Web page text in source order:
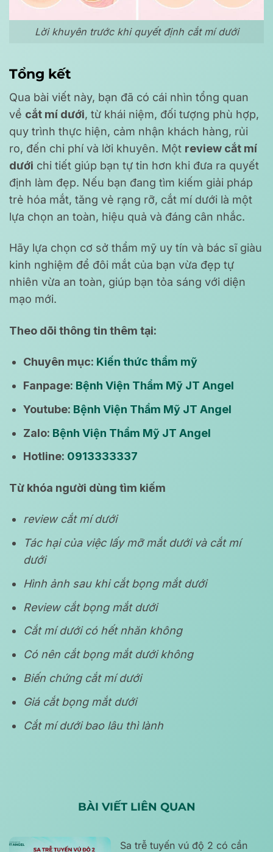
Lời khuyên trước khi quyết định cắt mí dưới
Tổng kết
Qua bài viết này, bạn đã có cái nhìn tổng quan
về cắt mí dưới, từ khái niệm, đối tượng phù hợp,
quy trình thực hiện, cảm nhận khách hàng, rủi
ro, đến chi phí và lời khuyên. Một review cắt mí
dưới chi tiết giúp bạn tự tin hơn khi đưa ra quyết
định làm đẹp. Nếu bạn đang tìm kiếm giải pháp
trẻ hóa mắt, tăng vẻ rạng rỡ, cắt mí dưới là một
lựa chọn an toàn, hiệu quả và đáng cân nhắc.
Hãy lựa chọn cơ sở thẩm mỹ uy tín và bác sĩ giàu
kinh nghiệm để đôi mắt của bạn vừa đẹp tự
nhiên vừa an toàn, giúp bạn tỏa sáng với diện
mạo mới.
Theo dõi thông tin thêm tại:
Chuyên mục: Kiến thức thẩm mỹ
Fanpage: Bệnh Viện Thẩm Mỹ JT Angel
Youtube: Bệnh Viện Thẩm Mỹ JT Angel
Zalo: Bệnh Viện Thẩm Mỹ JT Angel
Hotline: 0913333337
Từ khóa người dùng tìm kiếm
review cắt mí dưới
Tác hại của việc lấy mỡ mắt dưới và cắt mí
dưới
Hình ảnh sau khi cắt bọng mắt dưới
Review cắt bọng mắt dưới
Cắt mí dưới có hết nhăn không
Có nên cắt bọng mắt dưới không
Biến chứng cắt mí dưới
Giá cắt bọng mắt dưới
Cắt mí dưới bao lâu thì lành
BÀI VIẾT LIÊN QUAN
Sa trễ tuyến vú độ 2 có cần